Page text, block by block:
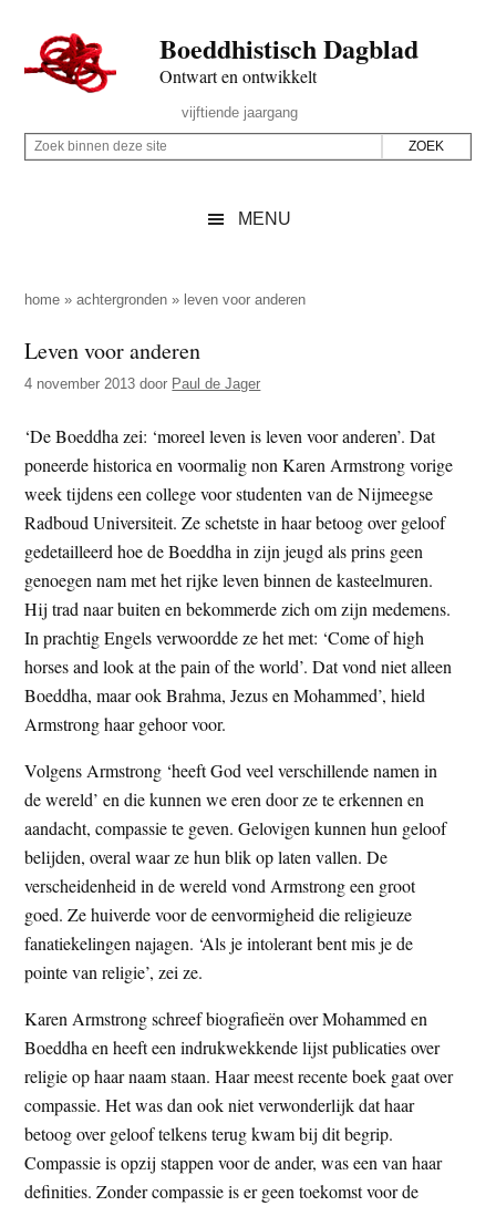
naar
de
inhoud
secondary
naar
de
sidebar
naar
de
Boeddhistisch Dagblad
Ontwart en ontwikkelt
Rechts
vijftiende jaargang
Z
p
e
z
e
s
i
t
e
Z
i
n
e
d
e
z
e
s
i
t
e
MENU
home »achtergronden » leven voor anderen
Leven voor anderen
4 november 2013 door Paul de Jager
‘De Boeddha zei: ‘moreel leven is leven voor anderen’. Dat
poneerde historica en voormalig non Karen Armstrong vorige
week tijdens een college voor studenten van de Nijmeegse
Radboud Universiteit. Ze schetste in haar betoog over geloof
gedetailleerd hoe de Boeddha in zijn jeugd als prins geen
genoegen nam met het rijke leven binnen de kasteelmuren.
Hij trad naar buiten en bekommerde zich om zijn medemens.
In prachtig Engels verwoordde ze het met: ‘Come of high
horses and look at the pain of the world’. Dat vond niet alleen
Boeddha, maar ook Brahma, Jezus en Mohammed’, hield
Armstrong haar gehoor voor.
Volgens Armstrong ‘heeft God veel verschillende namen in
de wereld’ en die kunnen we eren door ze te erkennen en
aandacht, compassie te geven. Gelovigen kunnen hun geloof
belijden, overal waar ze hun blik op laten vallen. De
verscheidenheid in de wereld vond Armstrong een groot
goed. Ze huiverde voor de eenvormigheid die religieuze
fanatiekelingen najagen. ‘Als je intolerant bent mis je de
pointe van religie’, zei ze.
Karen Armstrong schreef biografieën over Mohammed en
Boeddha en heeft een indrukwekkende lijst publicaties over
religie op haar naam staan. Haar meest recente boek gaat over
compassie. Het was dan ook niet verwonderlijk dat haar
betoog over geloof telkens terug kwam bij dit begrip.
Compassie is opzij stappen voor de ander, was een van haar
definities. Zonder compassie is er geen toekomst voor de